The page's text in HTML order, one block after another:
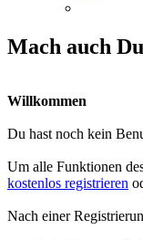
Mach auch
Willkommen
Du hast noch kein
Um alle Funktionen
kostenlos registrieren
Nach einer